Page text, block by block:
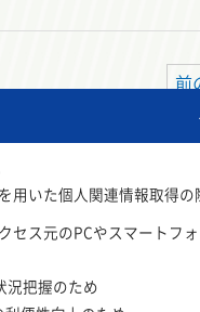
前
いた個人関連情報取得
ス元のPCやスマートフ
況把握のため